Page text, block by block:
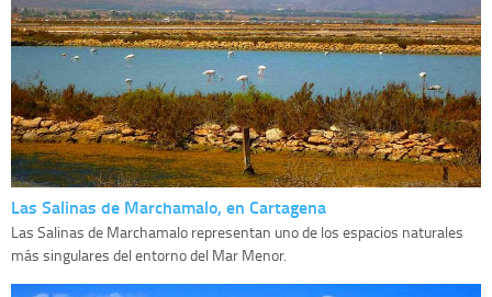
Las Salinas de Marchamalo, en Cartagena
Las Salinas de Marchamalo representan uno de los espacios naturales
más singulares del entorno del Mar Menor.